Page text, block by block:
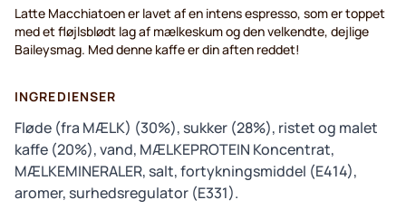
Latte Macchiatoen er lavet af en intens espresso, som er toppet
med et fløjlsblødt lag af mælkeskum og den velkendte, dejlige
Baileysmag. Med denne kaffe er din aften reddet!
INGREDIENSER
Fløde (fra MÆLK) (30%), sukker (28%), ristet og malet
kaffe (20%), vand, MÆLKEPROTEIN Koncentrat,
MÆLKEMINERALER, salt, fortykningsmiddel (E414),
aromer, surhedsregulator (E331).